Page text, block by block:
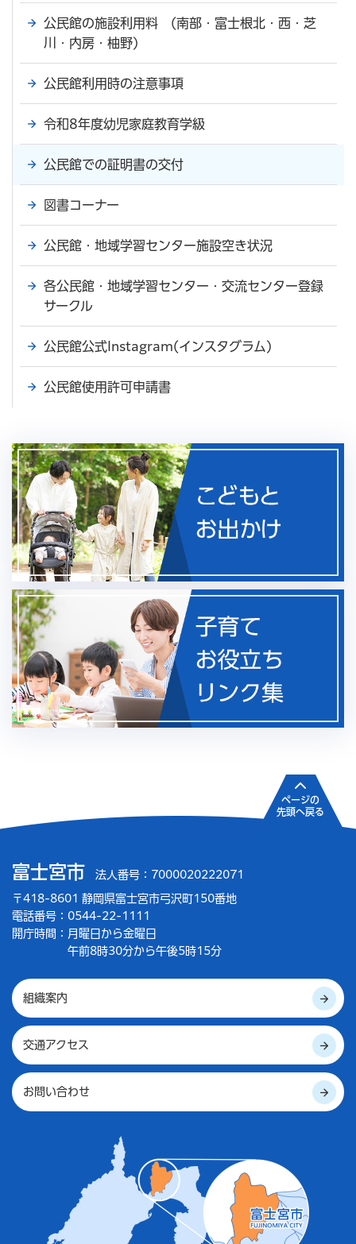
公民館の施設利用料 (南部・富士根北・西・芝
川・内房・柚野)
公民館利用時の注意事項
令和8年度幼児家庭教育学級
公民館での証明書の交付
図書コーナー
公民館・地域学習センター施設空き状況
各公民館・地域学習センター・交流センター登録
サークル
公民館公式Instagram(インスタグラム)
公民館使用許可申請書
富士宮市 法人番号：7000020222071
〒418-8601 静岡県富士宮市弓沢町150番地
電話番号：0544-22-1111
開庁時間： 月曜日から金曜日
午前8時30分から午後5時15分
組織案内
交通アクセス
お問い合わせ
ページの
先頭へ戻る